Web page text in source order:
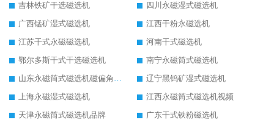
吉林铁矿干选磁选机
四川永磁湿式磁选机
广西锰矿湿式磁选机
江西干粉永磁选机
江苏干式永磁磁选机
河南干式磁选机
鄂尔多斯干式干选磁选机
南宁永磁筒式磁选机
山东永磁筒式磁选机磁偏角怎么调整
辽宁黑钨矿湿式磁选机
上海永磁湿式磁选机
江西永磁筒式磁选机视频
天津永磁筒式磁选机品牌
广东干式铁粉磁选机